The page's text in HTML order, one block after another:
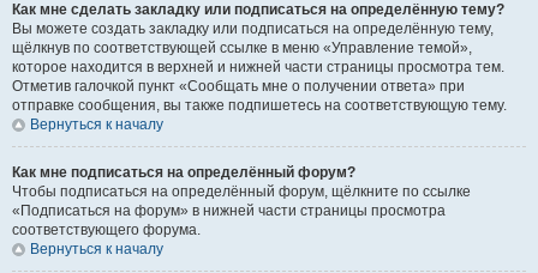
Как мне сделать закладку или подписаться на определённую тему?
Вы можете создать закладку или подписаться на определённую тему,
щёлкнув по соответствующей ссылке в меню «Управление темой»,
которое находится в верхней и нижней части страницы просмотра тем.
Отметив галочкой пункт «Сообщать мне о получении ответа» при
отправке сообщения, вы также подпишетесь на соответствующую тему.
Вернуться к началу
Как мне подписаться на определённый форум?
Чтобы подписаться на определённый форум, щёлкните по ссылке
«Подписаться на форум» в нижней части страницы просмотра
соответствующего форума.
Вернуться к началу